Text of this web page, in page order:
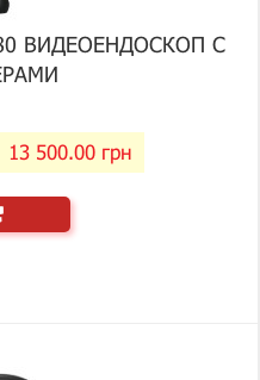
ВИДЕОЕНДОСКОП С
13 500.00 грн